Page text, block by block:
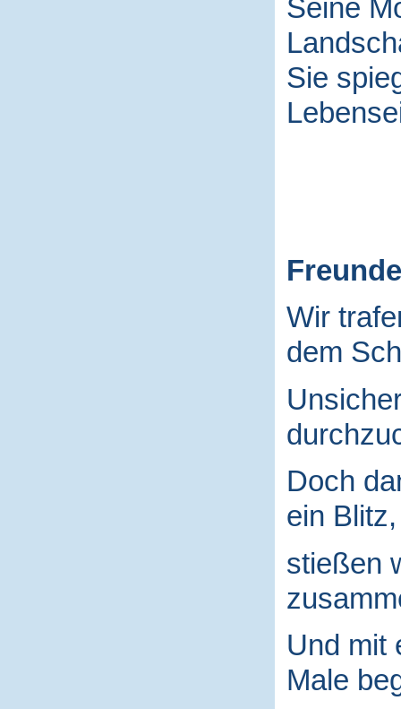
Seine
Sie
Freunde
Wir
dem
Doch
ein Blitz,
stießen
Und mit
Male